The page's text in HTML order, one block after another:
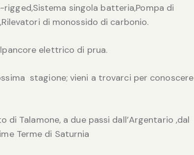
rigged,Sistema singola batteria,Pompa di
di monossido di carbonio.
elettrico di prua.
stagione; vieni a trovarci per conoscere
Talamone, a due passi dall’Argentario ,dal
Terme di Saturnia